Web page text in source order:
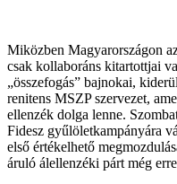
Miközben Magyarországon
csak kollaboráns kitartottjai
„összefogás” bajnokai,
renitens MSZP szervezet,
ellenzék dolga lenne.
Fidesz gyűlöletkampányára
első értékelhető
áruló álellenzéki párt még